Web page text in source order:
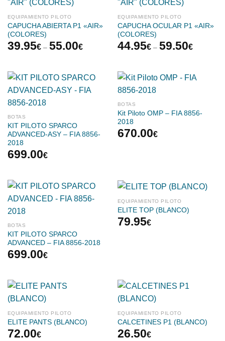
EQUIPAMIENTO PILOTO
CAPUCHA ABIERTA P1 «AIR»
(COLORES)
39.95€– 55.00€
EQUIPAMIENTO PILOTO
CAPUCHA OCULAR P1 «AIR»
(COLORES)
44.95€– 59.50€
BOTAS
KIT PILOTO SPARCO
ADVANCED-ASY – FIA 8856-
2018
699.00€
BOTAS
Kit Piloto OMP – FIA 8856-
2018
670.00€
BOTAS
KIT PILOTO SPARCO
ADVANCED – FIA 8856-2018
699.00€
EQUIPAMIENTO PILOTO
ELITE TOP (BLANCO)
79.95€
EQUIPAMIENTO PILOTO
ELITE PANTS (BLANCO)
72.00€
EQUIPAMIENTO PILOTO
CALCETINES P1 (BLANCO)
26.50€